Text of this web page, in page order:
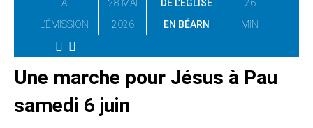
À
L'ÉMISSION
28 MAI
2026
DE L’ÉGLISE
EN BÉARN
26
MIN
Une marche pour Jésus à Pau
samedi 6 juin